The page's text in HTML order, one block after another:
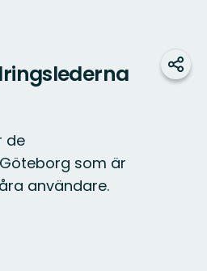
de
som är
användare.
Dela